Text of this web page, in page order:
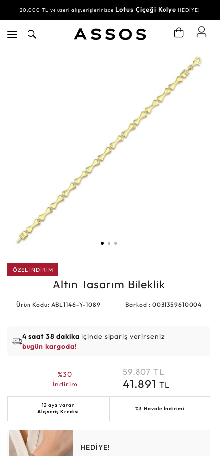
20.000 TL ve üzeri alışverişlerinizde Lotus Çiçeği Kolye HEDİYE!
ÖZEL İNDİRİM
Altın Tasarım Bileklik
Ürün Kodu: ABL1146-Y-1089 Barkod : 0031359610004
4 saat 38 dakika içinde sipariş verirseniz
bugün kargoda!
%30
İndirim
59.807 TL
41.891 TL
12 aya varan
Alışveriş Kredisi
%3 Havale İndirimi
HEDİYE!